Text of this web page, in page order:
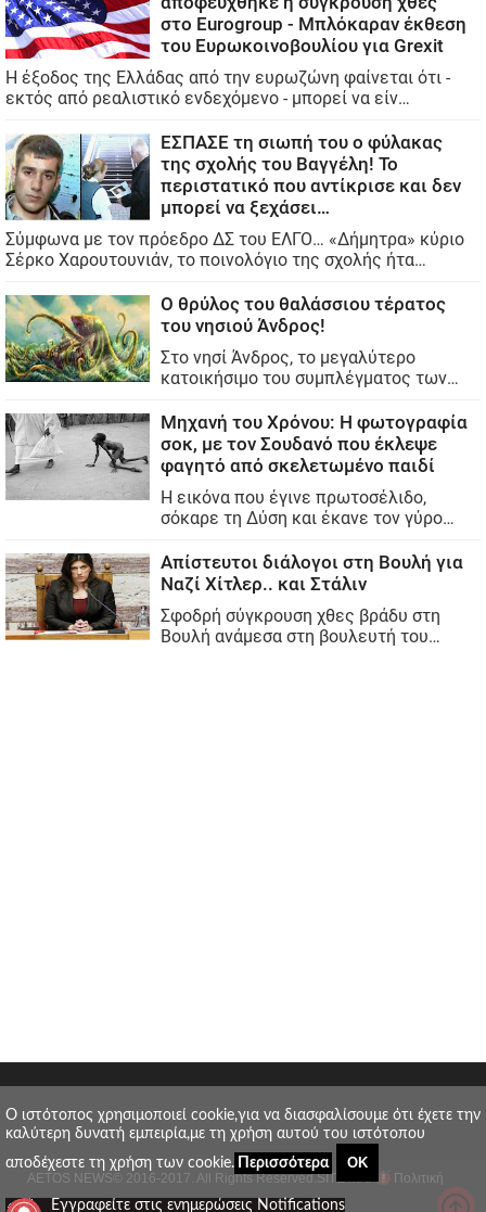
AETOS NEWS © 2016-2017. All Rights Reserved.SITE MAP Πολιτική
O ιστότοπος χρησιμοποιεί cookie,για να διασφαλίσουμε ότι έχετε την
καλύτερη δυνατή εμπειρία,με τη χρήση αυτού του ιστότοπου
αποδέχεστε τη χρήση των cookie.
Περισσότερα ΟΚ
_ Εγγραφείτε στις ενημερώσεις Notifications